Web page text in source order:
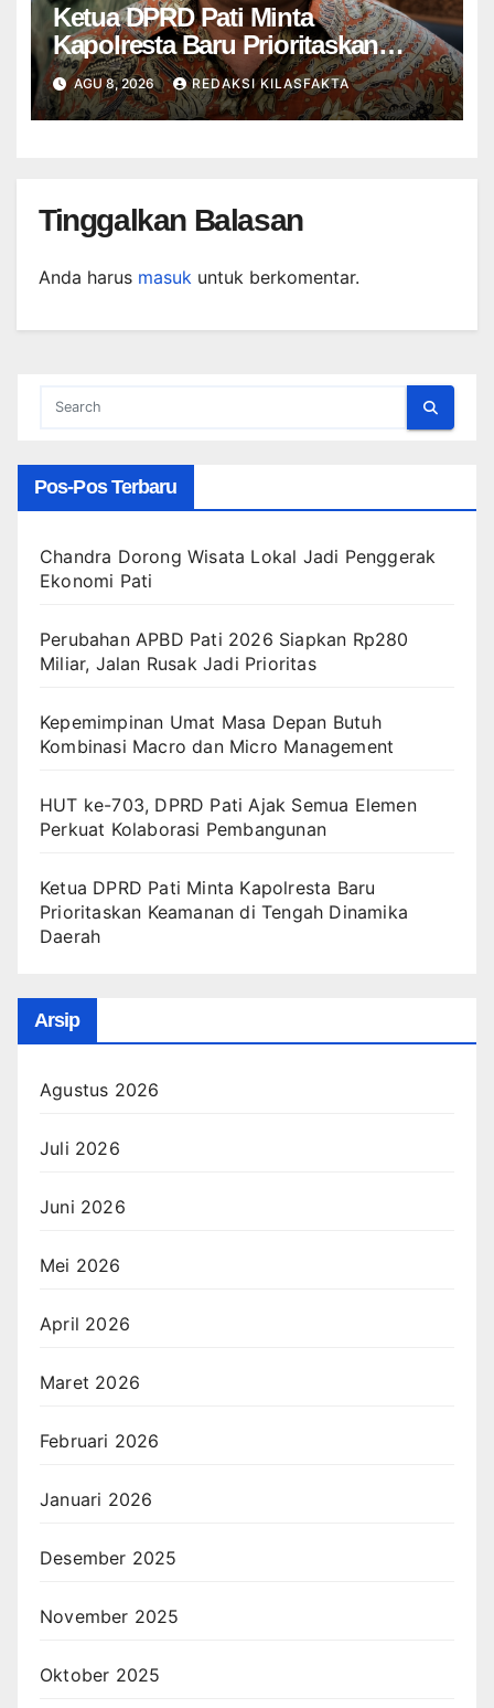
Ketua DPRD Pati Minta
Kapolresta Baru Prioritaskan
Keamanan di Tengah Dinamika
Daerah
AGU 8, 2026 REDAKSI KILASFAKTA
Tinggalkan Balasan
Anda harus masuk untuk berkomentar.
Pos-Pos Terbaru
Chandra Dorong Wisata Lokal Jadi Penggerak
Ekonomi Pati
Perubahan APBD Pati 2026 Siapkan Rp280
Miliar, Jalan Rusak Jadi Prioritas
Kepemimpinan Umat Masa Depan Butuh
Kombinasi Macro dan Micro Management
HUT ke-703, DPRD Pati Ajak Semua Elemen
Perkuat Kolaborasi Pembangunan
Ketua DPRD Pati Minta Kapolresta Baru
Prioritaskan Keamanan di Tengah Dinamika
Daerah
Arsip
Agustus 2026
Juli 2026
Juni 2026
Mei 2026
April 2026
Maret 2026
Februari 2026
Januari 2026
Desember 2025
November 2025
Oktober 2025